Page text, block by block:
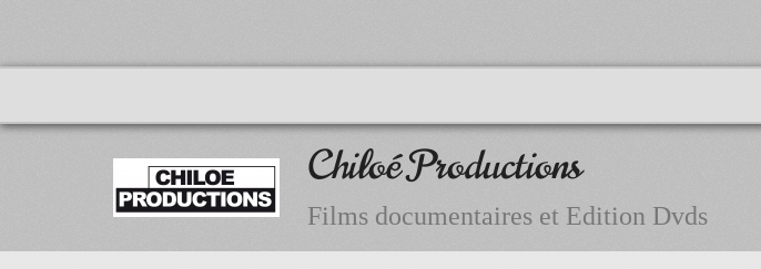
Chiloé Productions
Films documentaires et Edition Dvds